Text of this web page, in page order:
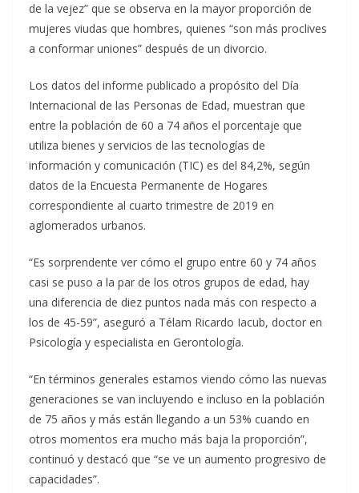
de la vejez” que se observa en la mayor proporción de
mujeres viudas que hombres, quienes “son más proclives
a conformar uniones” después de un divorcio.
Los datos del informe publicado a propósito del Día
Internacional de las Personas de Edad, muestran que
entre la población de 60 a 74 años el porcentaje que
utiliza bienes y servicios de las tecnologías de
información y comunicación (TIC) es del 84,2%, según
datos de la Encuesta Permanente de Hogares
correspondiente al cuarto trimestre de 2019 en
aglomerados urbanos.
“Es sorprendente ver cómo el grupo entre 60 y 74 años
casi se puso a la par de los otros grupos de edad, hay
una diferencia de diez puntos nada más con respecto a
los de 45-59”, aseguró a Télam Ricardo Iacub, doctor en
Psicología y especialista en Gerontología.
“En términos generales estamos viendo cómo las nuevas
generaciones se van incluyendo e incluso en la población
de 75 años y más están llegando a un 53% cuando en
otros momentos era mucho más baja la proporción”,
continuó y destacó que “se ve un aumento progresivo de
capacidades”.